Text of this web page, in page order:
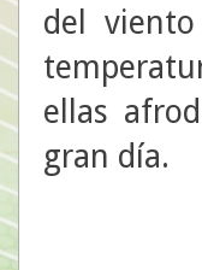
del
ellas
gran día.